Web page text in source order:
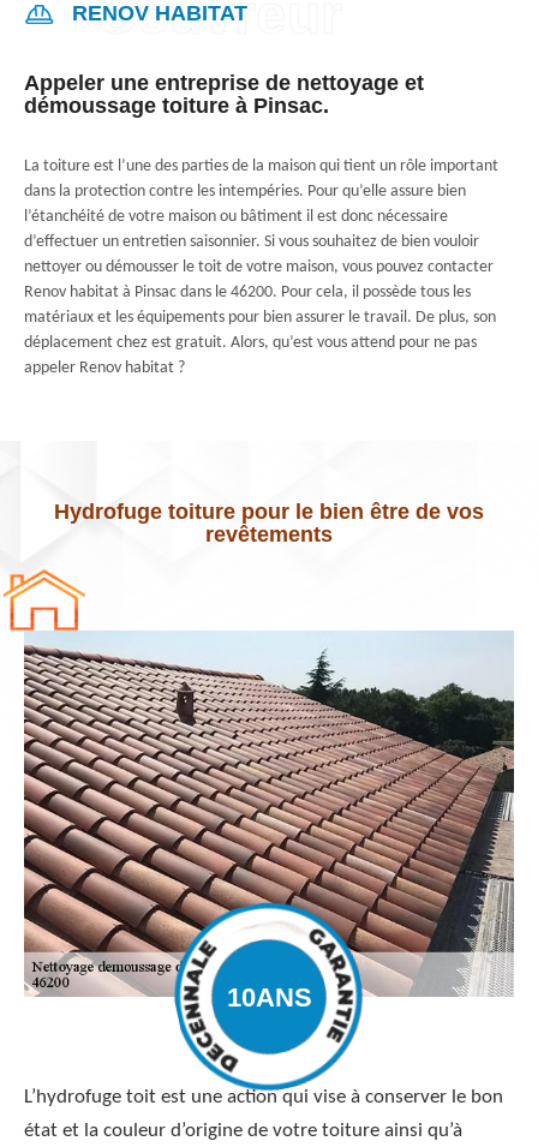
RENOV HABITAT
Appeler une entreprise de nettoyage et
démoussage toiture à Pinsac.
La toiture est l’une des parties de la maison qui tient un rôle important
dans la protection contre les intempéries. Pour qu’elle assure bien
l’étanchéité de votre maison ou bâtiment il est donc nécessaire
d’effectuer un entretien saisonnier. Si vous souhaitez de bien vouloir
nettoyer ou démousser le toit de votre maison, vous pouvez contacter
Renov habitat à Pinsac dans le 46200. Pour cela, il possède tous les
matériaux et les équipements pour bien assurer le travail. De plus, son
déplacement chez est gratuit. Alors, qu’est vous attend pour ne pas
appeler Renov habitat ?
Hydrofuge toiture pour le bien être de vos
revêtements
L’hydrofuge toit est une action qui vise à conserver le bon
état et la couleur d’origine de votre toiture ainsi qu’à